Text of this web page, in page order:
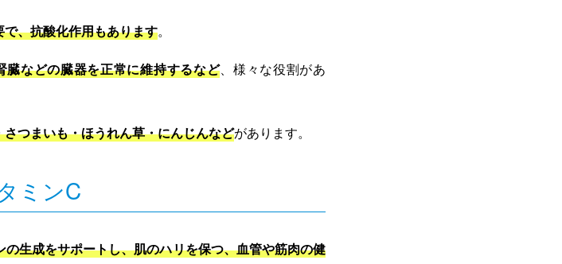
、抗酸化作用もあります。
などの臓器を正常に維持するなど、様々な役割があ
さつまいも・ほうれん草・にんじんなどがあります。
ミンC
生成をサポートし、肌のハリを保つ、血管や筋肉の健